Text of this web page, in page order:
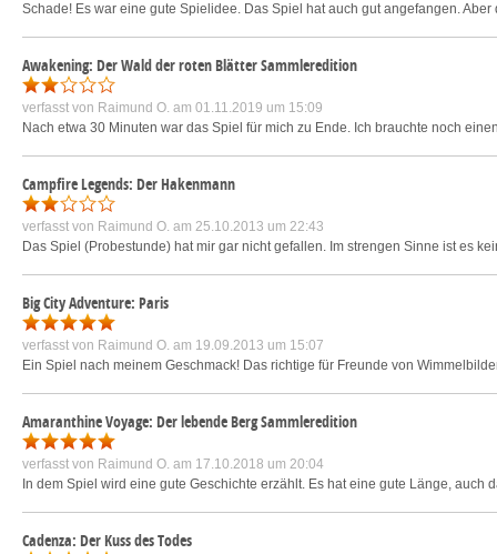
Schade! Es war eine gute Spielidee. Das Spiel hat auch gut angefangen.
Awakening: Der Wald der roten Blätter Sammleredition
verfasst von Raimund O. am 01.11.2019 um 15:09
Nach etwa 30 Minuten war das Spiel für mich zu Ende. Ich brauchte noch
Campfire Legends: Der Hakenmann
verfasst von Raimund O. am 25.10.2013 um 22:43
Das Spiel (Probestunde) hat mir gar nicht gefallen. Im strengen Sinne ist es
Big City Adventure: Paris
verfasst von Raimund O. am 19.09.2013 um 15:07
Ein Spiel nach meinem Geschmack! Das richtige für Freunde von
Amaranthine Voyage: Der lebende Berg Sammleredition
verfasst von Raimund O. am 17.10.2018 um 20:04
In dem Spiel wird eine gute Geschichte erzählt. Es hat eine gute Länge,
Cadenza: Der Kuss des Todes